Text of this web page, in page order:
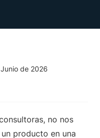
de 2026
no nos
producto en una